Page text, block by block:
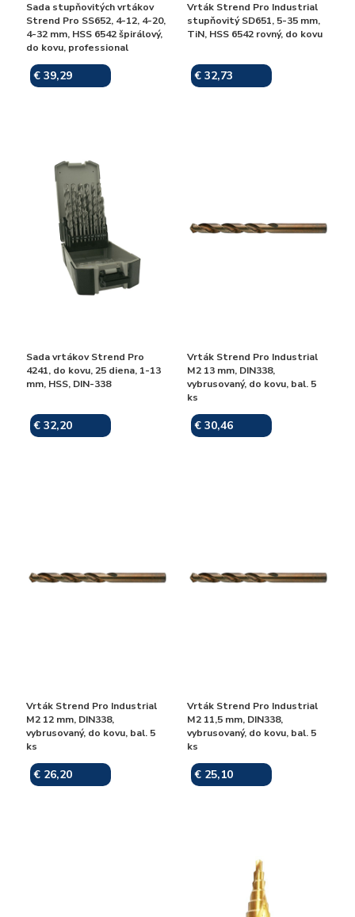
Sada stupňovitých vrtákov
Strend Pro SS652, 4-12, 4-20,
4-32 mm, HSS 6542 špirálový,
do kovu, professional
€ 39,29
Vrták Strend Pro Industrial
stupňovitý SD651, 5-35 mm,
TiN, HSS 6542 rovný, do kovu
€ 32,73
Sada vrtákov Strend Pro
4241, do kovu, 25 diena, 1-13
mm, HSS, DIN-338
€ 32,20
Vrták Strend Pro Industrial
M2 13 mm, DIN338,
vybrusovaný, do kovu, bal. 5
ks
€ 30,46
Vrták Strend Pro Industrial
M2 12 mm, DIN338,
vybrusovaný, do kovu, bal. 5
ks
€ 26,20
Vrták Strend Pro Industrial
M2 11,5 mm, DIN338,
vybrusovaný, do kovu, bal. 5
ks
€ 25,10